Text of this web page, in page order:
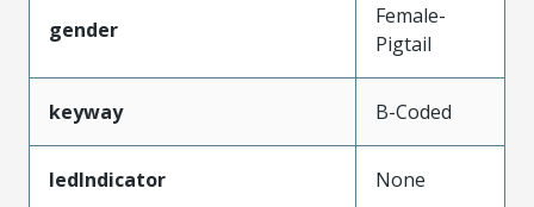
gender
Female-
Pigtail
keyway B-Coded
ledIndicator None